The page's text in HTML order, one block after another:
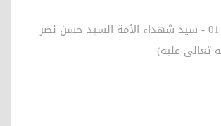
إنا على العهد 01 - سيد شهداء الأمة السيد حسن نصر
تعالى عليه)